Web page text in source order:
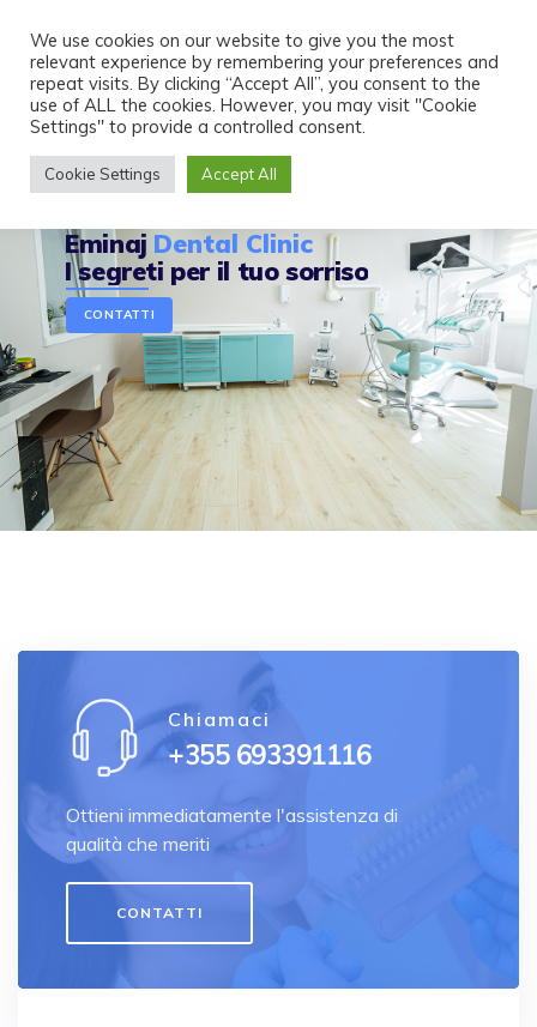
content
Eminaj Dental Clinic
I segreti per il tuo sorriso
CONTATTI
Chiamaci
+355 693391116
Ottieni immediatamente l'assistenza di
qualità che meriti
CONTATTI
We use cookies on our website to give you the most
relevant experience by remembering your preferences and
repeat visits. By clicking “Accept All”, you consent to the
use of ALL the cookies. However, you may visit "Cookie
Settings" to provide a controlled consent.
Cookie Settings Accept All